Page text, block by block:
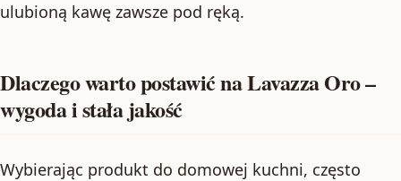
ulubioną kawę zawsze pod ręką.
Dlaczego warto postawić na Lavazza Oro –
wygoda i stała jakość
Wybierając produkt do domowej kuchni, często